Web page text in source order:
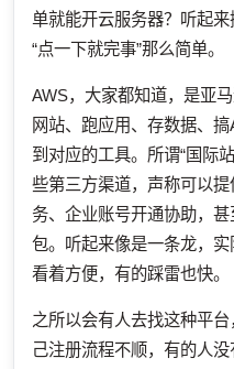
单就能开云服务器？听起
“点一下就完事”那么简单。
AWS，大家都知道，是亚
网站、跑应用、存数据、
到对应的工具。所谓“国际
些第三方渠道，声称可以
务、企业账号开通协助，
包。听起来像是一条龙，实
看着方便，有的踩雷也快。
之所以会有人去找这种平
己注册流程不顺，有的人